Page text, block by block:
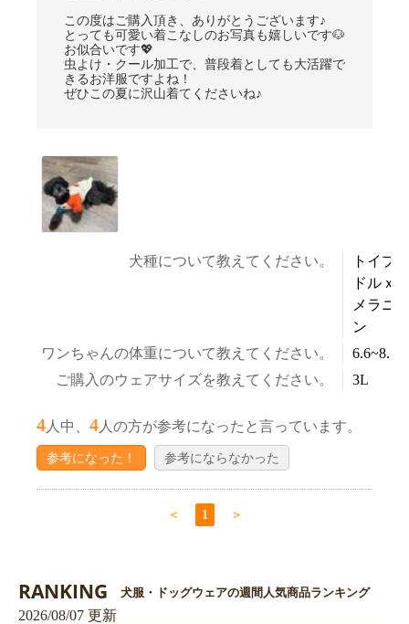
この度はご購入頂き、ありがとうございます♪
とっても可愛い着こなしのお写真も嬉しいです🐶
お似合いです💖
虫よけ・クール加工で、普段着としても大活躍で
きるお洋服ですよね！
ぜひこの夏に沢山着てくださいね♪
犬種について教えてください。
トイプ
ドルｘ
メラニ
ン
ワンちゃんの体重について教えてください。
ご購入のウェアサイズを教えてください。
3L
4 人中、 4 人の方が参考になったと言っています。
参考になった！ 参考にならなかった
＜ 1 ＞
RANKING 犬服・ドッグウェアの週間人気商品ランキング
2026/08/07 更新